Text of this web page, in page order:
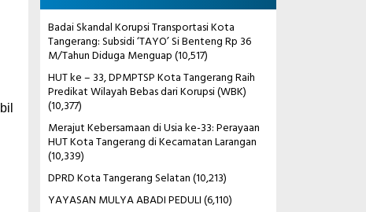
Badai Skandal Korupsi Transportasi Kota
Tangerang: Subsidi ‘TAYO’ Si Benteng Rp 36
M/Tahun Diduga Menguap(10,517)
HUT ke – 33, DPMPTSP Kota Tangerang Raih
Predikat Wilayah Bebas dari Korupsi (WBK)
(10,377)
Merajut Kebersamaan di Usia ke-33: Perayaan
HUT Kota Tangerang di Kecamatan Larangan
(10,339)
DPRD Kota Tangerang Selatan(10,213)
YAYASAN MULYA ABADI PEDULI(6,110)